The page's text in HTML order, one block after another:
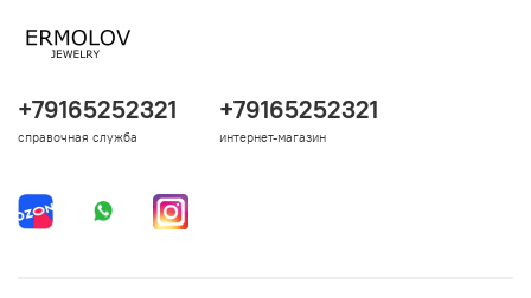
+79165252321
справочная служба
+79165252321
интернет-магазин